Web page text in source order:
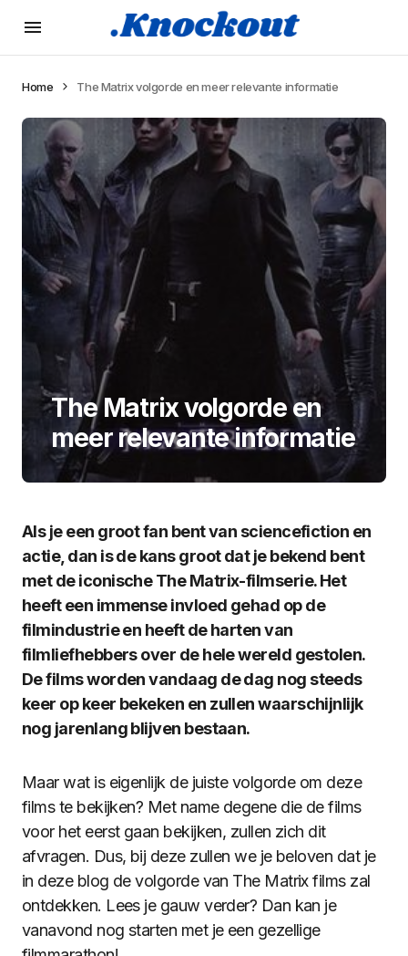
Home The Matrix volgorde en meer relevante informatie
The Matrix volgorde en
meer relevante informatie
Als je een groot fan bent van sciencefiction en
actie, dan is de kans groot dat je bekend bent
met de iconische The Matrix-filmserie. Het
heeft een immense invloed gehad op de
filmindustrie en heeft de harten van
filmliefhebbers over de hele wereld gestolen.
De films worden vandaag de dag nog steeds
keer op keer bekeken en zullen waarschijnlijk
nog jarenlang blijven bestaan.
Maar wat is eigenlijk de juiste volgorde om deze
films te bekijken? Met name degene die de films
voor het eerst gaan bekijken, zullen zich dit
afvragen. Dus, bij deze zullen we je beloven dat je
in deze blog de volgorde van The Matrix films zal
ontdekken. Lees je gauw verder? Dan kan je
vanavond nog starten met je een gezellige